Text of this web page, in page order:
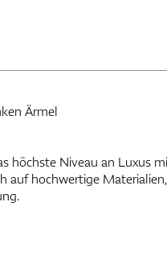
Ärmel
höchste Niveau an Luxus
auf hochwertige